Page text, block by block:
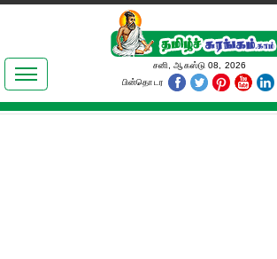
இலக்கியங்கள்
தமிழ் உலகம்
சனி, ஆகஸ்டு 08, 2026
பின்தொடர